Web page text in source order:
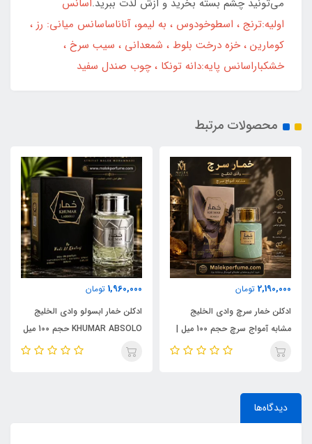
می‌تونید چشم بسته بخرید و ازش لذت ببرید.اسانس
اولیه:ترنج ، اسطوخودوس ، به لیمو، آناناساسانس میانی: رز ،
کومارین ، خزه درخت بلوط ، شمعدانی ، سیب سرخ ،
خشکباراسانس پایه:دانه تونکا ، چوب صندل سفید
محصولات مرتبط
2,190,000 تومان
ادکلن خمار سرچ وادی الخلیج
مشابه آمواج سرچ حجم 100 میل |
KHUMAR Search Eau de
1,960,000 تومان
ادکلن خمار ابسولو وادی الخلیج
KHUMAR ABSOLO حجم 100 میل
| مشابه اورجینال ایو سن لورن مای
دیدگاه‌ها